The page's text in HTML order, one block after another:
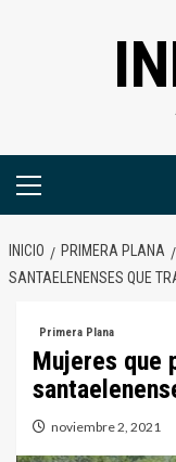
Menú
INICIO PRIMERA PLANA
SANTAELENENSES QUE
Primera Plana
Mujeres que
noviembre 2, 2021